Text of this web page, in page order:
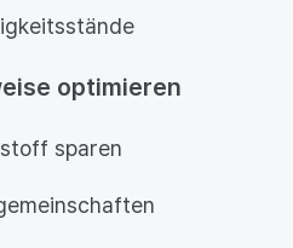
optimieren
sparen